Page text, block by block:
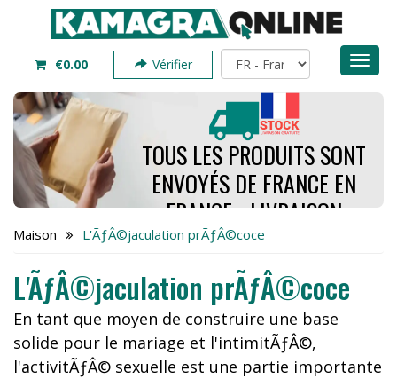
€0.00 Vérifier
TOUS LES PRODUITS SONT
ENVOYÉS DE FRANCE EN
FRANCE - LIVRAISON
PREND SEULEMENT 4 À 7
JOURS - COMMANDEZ
MAINTENANT
Maison L'ÃƒÂ©jaculation prÃƒÂ©coce
L'ÃƒÂ©jaculation prÃƒÂ©coce
En tant que moyen de construire une base
solide pour le mariage et l'intimitÃƒÂ©,
l'activitÃƒÂ© sexuelle est une partie importante